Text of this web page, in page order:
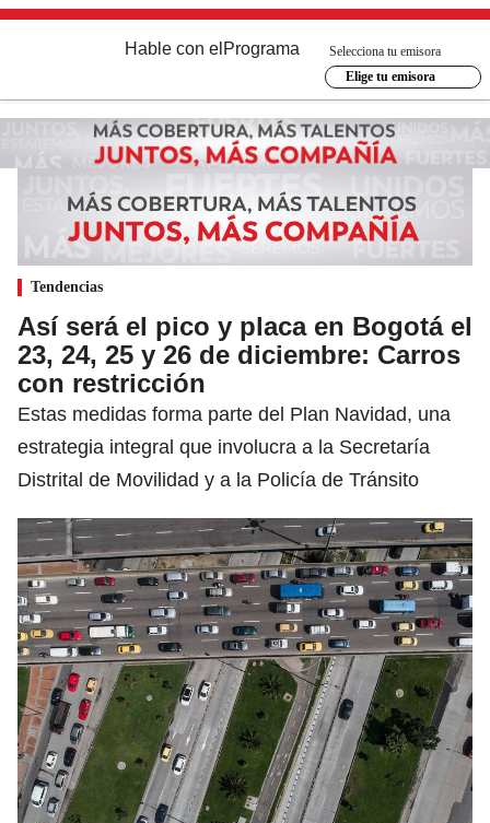
Hable con el Programa
Selecciona tu emisora
Elige tu emisora
Tendencias
Así será el pico y placa en Bogotá el
23, 24, 25 y 26 de diciembre: Carros
con restricción
Estas medidas forma parte del Plan Navidad, una
estrategia integral que involucra a la Secretaría
Distrital de Movilidad y a la Policía de Tránsito